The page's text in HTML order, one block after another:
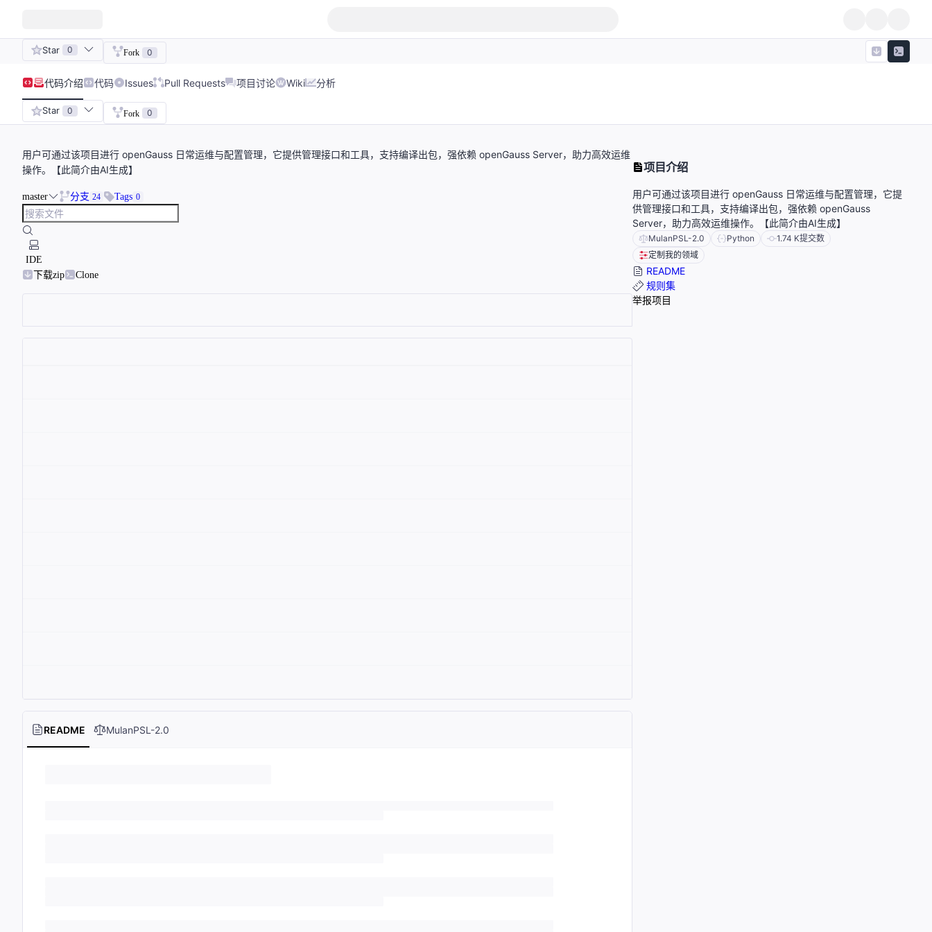
Star 0 Fork 0
代码介绍 代码 Issues Pull Requests 项目讨论 Wiki 分析
Star 0 Fork 0
用户可通过该项目进行 openGauss 日常运维与配置管理，它提供管理接口和工具，支持编译出包，强依赖 openGauss Server，助力高效运维
操作。【此简介由AI生成】
master 分支 24 Tags 0
IDE
下载zip
Clone
README MulanPSL-2.0
项目介绍
用户可通过该项目进行 openGauss 日常运维与配置管理，它提
供管理接口和工具，支持编译出包，强依赖 openGauss
Server，助力高效运维操作。【此简介由AI生成】
MulanPSL-2.0 Python 1.74 K提交数
定制我的领域
README
规则集
举报项目